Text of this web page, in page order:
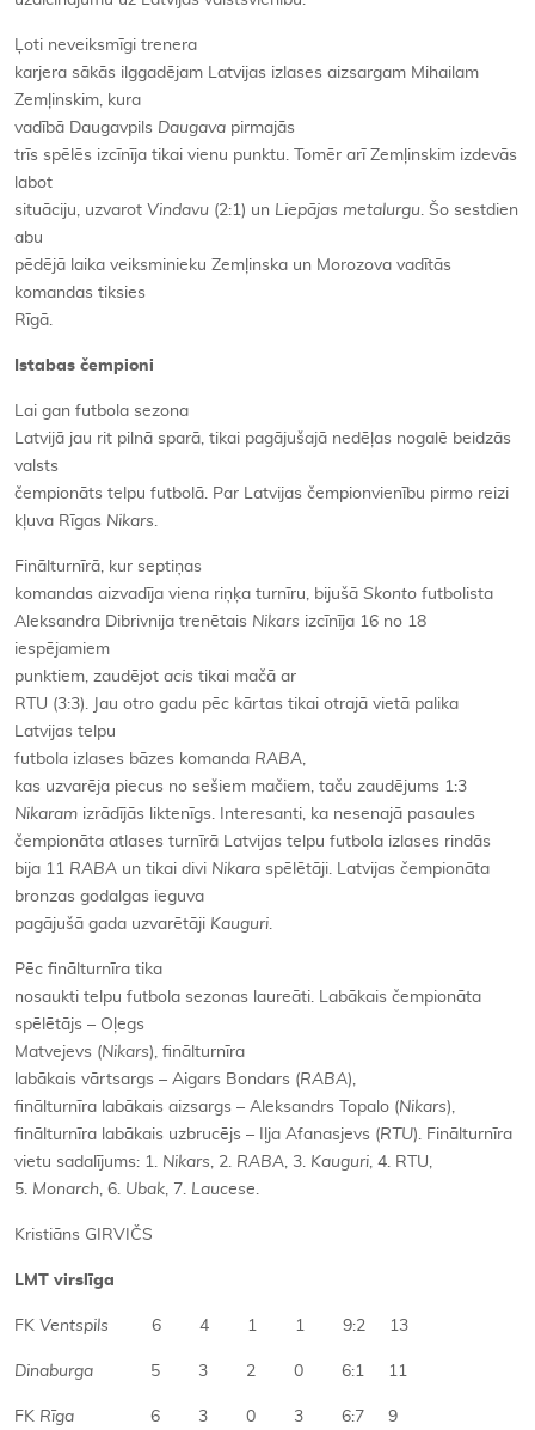
Ļoti neveiksmīgi trenera
karjera sākās ilggadējam Latvijas izlases aizsargam Mihailam
Zemļinskim, kura
vadībā Daugavpils Daugava pirmajās
trīs spēlēs izcīnīja tikai vienu punktu. Tomēr arī Zemļinskim izdevās
labot
situāciju, uzvarot Vindavu (2:1) un Liepājas metalurgu. Šo sestdien
abu
pēdējā laika veiksminieku Zemļinska un Morozova vadītās
komandas tiksies
Rīgā.
Istabas čempioni
Lai gan futbola sezona
Latvijā jau rit pilnā sparā, tikai pagājušajā nedēļas nogalē beidzās
valsts
čempionāts telpu futbolā. Par Latvijas čempionvienību pirmo reizi
kļuva Rīgas Nikars.
Finālturnīrā, kur septiņas
komandas aizvadīja viena riņķa turnīru, bijušā Skonto futbolista
Aleksandra Dibrivnija trenētais Nikars izcīnīja 16 no 18
iespējamiem
punktiem, zaudējot acis tikai mačā ar
RTU (3:3). Jau otro gadu pēc kārtas tikai otrajā vietā palika
Latvijas telpu
futbola izlases bāzes komanda RABA,
kas uzvarēja piecus no sešiem mačiem, taču zaudējums 1:3
Nikaram izrādījās liktenīgs. Interesanti, ka nesenajā pasaules
čempionāta atlases turnīrā Latvijas telpu futbola izlases rindās
bija 11 RABA un tikai divi Nikara spēlētāji. Latvijas čempionāta
bronzas godalgas ieguva
pagājušā gada uzvarētāji Kauguri.
Pēc finālturnīra tika
nosaukti telpu futbola sezonas laureāti. Labākais čempionāta
spēlētājs – Oļegs
Matvejevs (Nikars), finālturnīra
labākais vārtsargs – Aigars Bondars (RABA),
finālturnīra labākais aizsargs – Aleksandrs Topalo (Nikars),
finālturnīra labākais uzbrucējs – Iļja Afanasjevs (RTU). Finālturnīra
vietu sadalījums: 1. Nikars, 2. RABA, 3. Kauguri, 4. RTU,
5. Monarch, 6. Ubak, 7. Laucese.
Kristiāns GIRVIČS
LMT virslīga
FK Ventspils 6 4 1 1 9:2 13
Dinaburga 5 3 2 0 6:1 11
FK Rīga 6 3 0 3 6:7 9